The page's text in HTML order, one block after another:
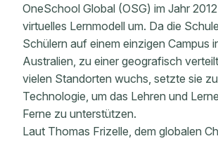
OneSchool Global (OSG) im Jahr
virtuelles Lernmodell um. Da die
Schülern auf einem einzigen Campus
Australien, zu einer geografisch
vielen Standorten wuchs, setzte sie
Technologie, um das Lehren und
Ferne zu unterstützen.
Laut Thomas Frizelle, dem globalen